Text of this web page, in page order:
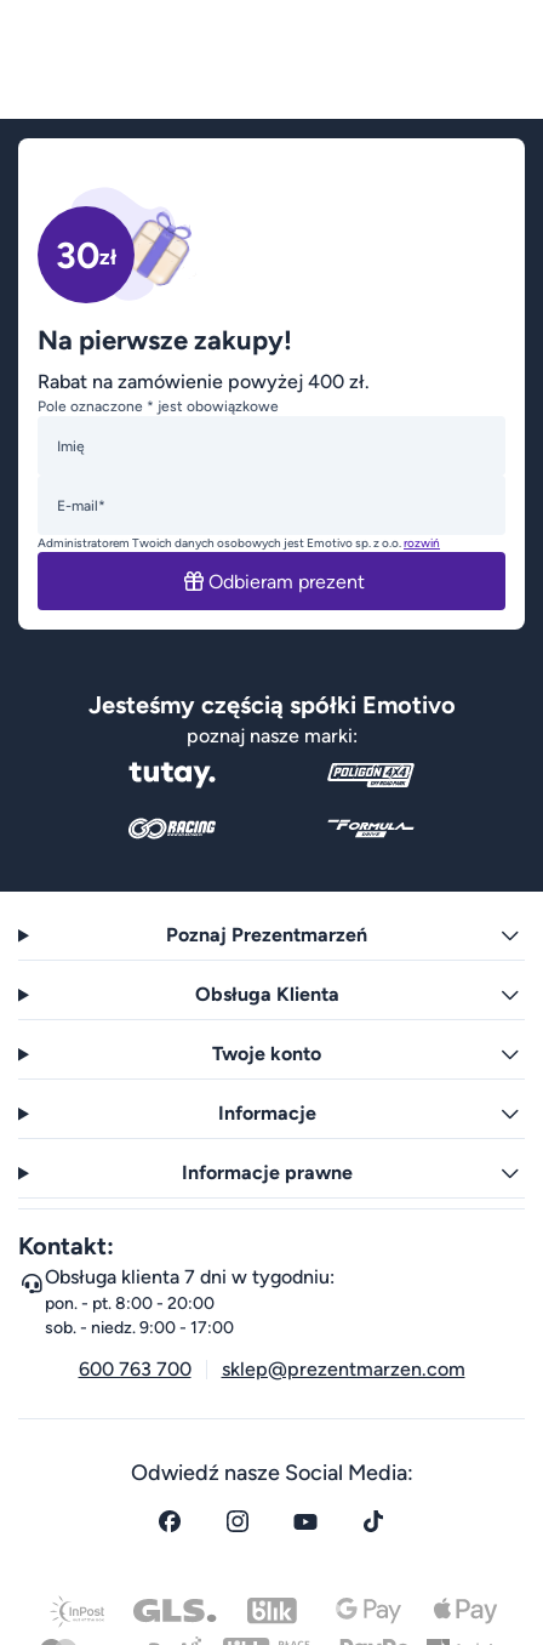
30zł
Na pierwsze zakupy!
Rabat na zamówienie powyżej 400 zł.
Pole oznaczone * jest obowiązkowe
Imię
E-mail*
Administratorem Twoich danych osobowych jest Emotivo sp. z o.o.rozwiń
Odbieram prezent
Jesteśmy częścią spółki Emotivo
poznaj nasze marki:
Poznaj Prezentmarzeń
Obsługa Klienta
Twoje konto
Informacje
Informacje prawne
Kontakt:
Obsługa klienta 7 dni w tygodniu:
pon. - pt. 8:00 - 20:00
sob. - niedz. 9:00 - 17:00
600 763 700 sklep@prezentmarzen.com
Odwiedź nasze Social Media: